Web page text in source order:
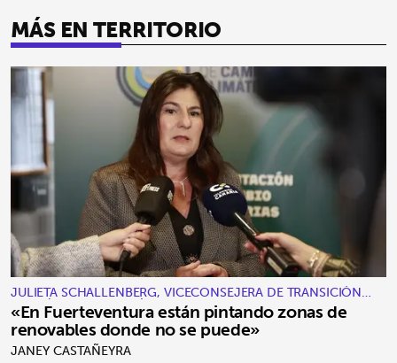
MÁS EN TERRITORIO
JULIETA SCHALLENBERG, VICECONSEJERA DE TRANSICIÓN
ECOLÓGICA Y ENERGÍA
«En Fuerteventura están pintando zonas de
renovables donde no se puede»
JANEY CASTAÑEYRA